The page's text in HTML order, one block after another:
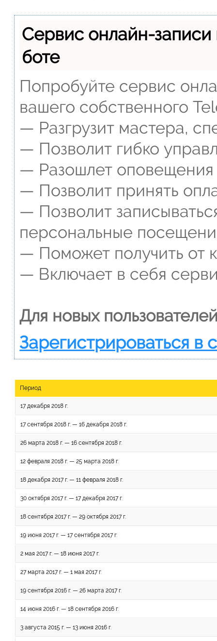
Сервис онлайн-
боте
Попробуйте сервис
вашего собственного
— Разгрузит мастера,
— Позволит гибко
— Разошлет оповещения
— Позволит принять
— Позволит
персональные
— Поможет получить от
— Включает в себя
Для новых
Зарегистрироваться в
Период
17 декабря 2018 г.
17 сентября 2018 г. — 16 декабря 2018 г.
26 марта 2018 г. — 16 сентября 2018 г.
12 февраля 2018 г. — 25 марта 2018 г.
18 декабря 2017 г. — 11 февраля 2018 г.
30 октября 2017 г. — 17 декабря 2017 г.
18 сентября 2017 г. — 29 октября 2017 г.
19 июня 2017 г. — 17 сентября 2017 г.
2 мая 2017 г. — 18 июня 2017 г.
27 марта 2017 г. — 1 мая 2017 г.
19 сентября 2016 г. — 26 марта 2017 г.
14 июня 2016 г. — 18 сентября 2016 г.
3 августа 2015 г. — 13 июня 2016 г.